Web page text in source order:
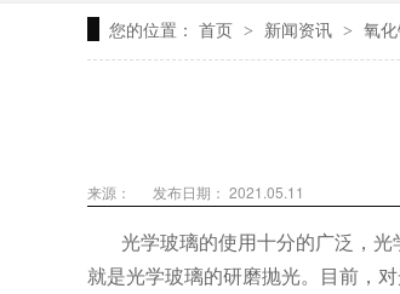
您的位置： 首页 > 新闻资讯 > 氧
来源： 发布日期： 2021.05.11
光学玻璃的使用十分的广泛，
就是光学玻璃的研磨抛光。目前，